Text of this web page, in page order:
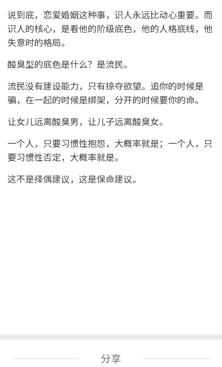
说到底，恋爱婚姻这种事，识人永远比动心重要。而
识人的核心，是看他的阶级底色，他的人格底线，他
失意时的格局。
酸臭型的底色是什么？是流民。
流民没有建设能力，只有掠夺欲望。追你的时候是
骗，在一起的时候是绑架，分开的时候要你的命。
让女儿远离酸臭男，让儿子远离酸臭女。
一个人，只要习惯性抱怨，大概率就是；一个人，只
要习惯性否定，大概率就是。
这不是择偶建议，这是保命建议。
分享